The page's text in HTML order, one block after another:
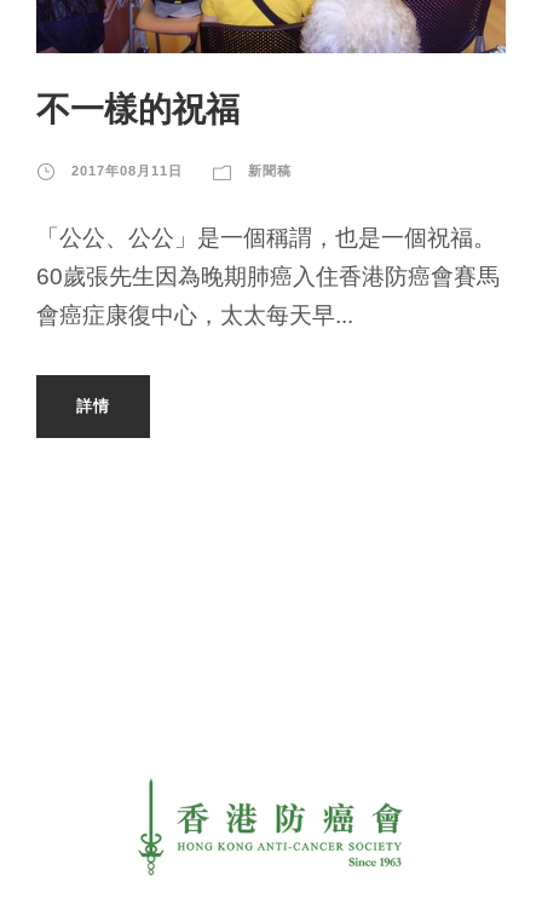
不一樣的祝福
2017年08月11日 新聞稿
「公公、公公」是一個稱謂，也是一個祝福。
60歲張先生因為晚期肺癌入住香港防癌會賽馬
會癌症康復中心，太太每天早...
詳情